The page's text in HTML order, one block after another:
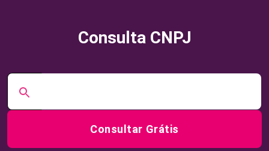
Consulta CNPJ
Consultar Grátis